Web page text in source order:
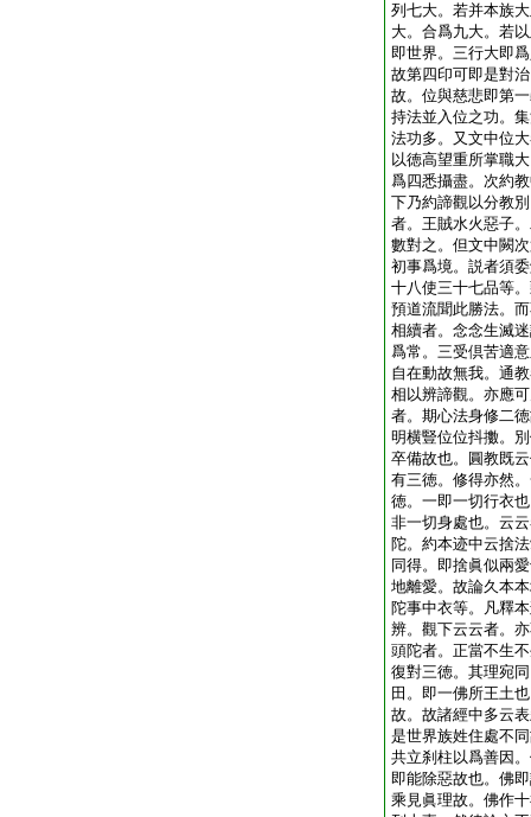
列七大。若并本族
大。合爲九大。若
即世界。三行大即
故第四印可即是對
故。位與慈悲即第
持法並入位之功。
法功多。又文中位
以徳高望重所掌職
爲四悉攝盡。次約
下乃約諦觀以分教
者。王賊水火惡子
數對之。但文中闕
初事爲境。説者須
十八使三十七品等
預道流聞此勝法。
相續者。念念生滅
爲常。三受倶苦適
自在動故無我。通
相以辨諦觀。亦應
者。期心法身修二
明横豎位位抖擻。
卒備故也。圓教既
有三徳。修得亦然
徳。一即一切行衣
非一切身處也。云
陀。約本迹中云捨
同得。即捨眞似兩
地離愛。故論久本
陀事中衣等。凡釋
辨。觀下云云者。
頭陀者。正當不生
復對三徳。其理宛
田。即一佛所王土
故。故諸經中多云
是世界族姓住處不
共立刹柱以爲善因
即能除惡故也。佛
乘見眞理故。佛作